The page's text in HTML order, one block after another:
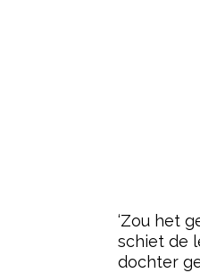
‘Zou het
schiet de
dochter